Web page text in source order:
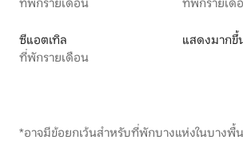
ที่พักรายเดือน ที่พักรายเดื
ซีแอตเทิล
ที่พักรายเดือน
แสดงมากขึ้
*อาจมีข้อยกเว้นสำหรับที่พักบางแห่งในบางพื้